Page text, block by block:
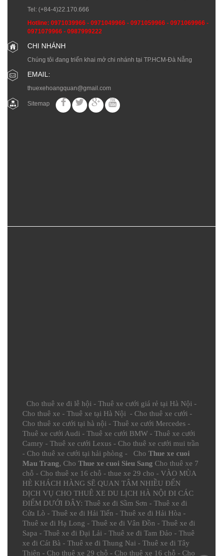
Tel: (+84-4)22.170.666
Hotline: 0971039966 - 0971049966 - 0971059966 - 0971069966 -
0971079966 - 0987999222
CHI NHÁNH
Chúng tôi đang triển khai mở chi nhánh tại TP.HCM-Đà Nẵng
EMAIL:
thuexehoangquan@gmail.com
Sitemap
Cho thuê xe đi lễ hội - Thuê xe cưới giá rẻ tại Hà Nội -
Cho thuê xe - Thuê xe tại Hà Nội - Cho thuê xe cưới -
Cho thuê xe cưới tại hà nội - Thuê xe cưới Mercedes -
Thuê xe cưới Audi - Thuê xe cưới BMW - Thuê xe cưới
Camry - Thuê xe cưới Lexus - Cho thuê xe cưới mui trần
- Cho thuê xe cưới tại hải phòng - Cho Thue xe cuoi
Mau Trang, Cho Thue xe cuoi Sieu Sang Cho thuê xe 7
chỗ - Cho thuê xe 16 chỗ - thue xe 29 cho - VÀO MÙA
HÈ KHÁCH HÀNG SẼ QUAN TÂM NHIỀU ĐẾN
DỊCH VỤ CHO THUÊ XE DU LỊCH HÀ NỘI ĐI CÁC
ĐIỂM DƯỚI ĐÂY: Thuê xe đi Sầm Sơn - Thuê xe đi
Cửa Lò - Thuê xe đi Hải Tiến - Thuê xe đi Hải Hòa -
Thuê xe đi Hạ Long - Thuê xe đi Vân Đồn - Thuê xe đi
Sapa - Thuê xe đi Đại Lải - Thuê xe đi Tam Đảo - Thuê
xe đi Cát Bà - Thuê xe đi Thung Nai - Thuê xe đi Tây
Thiên - Cho thuê xe 29 chỗ - Cho thuê xe 16 chỗ - Cho